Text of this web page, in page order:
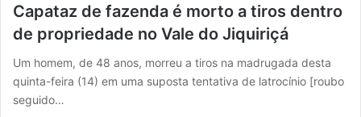
Capataz de fazenda é morto a tiros dentro
de propriedade no Vale do Jiquiriçá
Um homem, de 48 anos, morreu a tiros na madrugada desta
quinta-feira (14) em uma suposta tentativa de latrocínio [roubo
seguido…